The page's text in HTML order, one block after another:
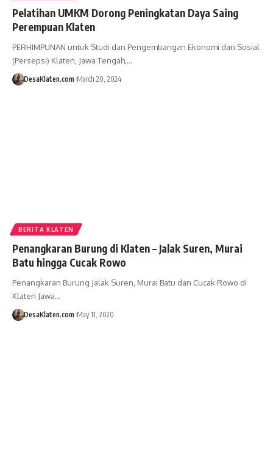
Pelatihan UMKM Dorong Peningkatan Daya Saing
Perempuan Klaten
PERHIMPUNAN untuk Studi dan Pengembangan Ekonomi dan Sosial
(Persepsi) Klaten, Jawa Tengah,…
DesaKlaten.com March 20, 2024
BERITA KLATEN
Penangkaran Burung di Klaten – Jalak Suren, Murai
Batu hingga Cucak Rowo
Penangkaran Burung Jalak Suren, Murai Batu dan Cucak Rowo di
Klaten Jawa…
DesaKlaten.com May 11, 2020